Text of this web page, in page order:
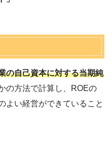
の自己資本に対する当期純
の方法で計算し、ROEの
よい経営ができていること